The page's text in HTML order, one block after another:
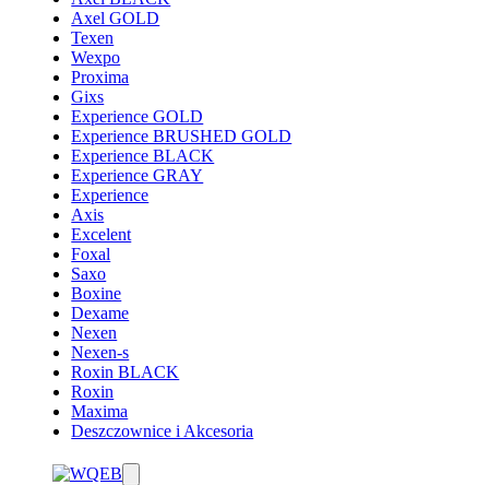
Axel GOLD
Texen
Wexpo
Proxima
Gixs
Experience GOLD
Experience BRUSHED GOLD
Experience BLACK
Experience GRAY
Experience
Axis
Excelent
Foxal
Saxo
Boxine
Dexame
Nexen
Nexen-s
Roxin BLACK
Roxin
Maxima
Deszczownice i Akcesoria